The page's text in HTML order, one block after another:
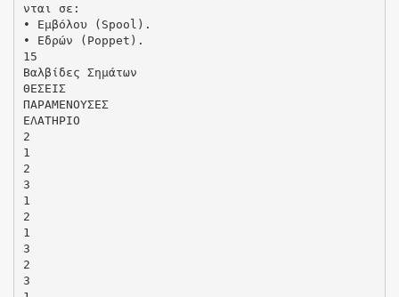
νται σε:
• Εµβόλου (Spool).
• Εδρών (Poppet).
15
Βαλβίδες Σηµάτων
ΘΕΣΕΙΣ
ΠΑΡΑΜΕΝΟΥΣΕΣ
ΕΛΑΤΗΡΙΟ
2
1
2
3
1
2
1
3
2
3